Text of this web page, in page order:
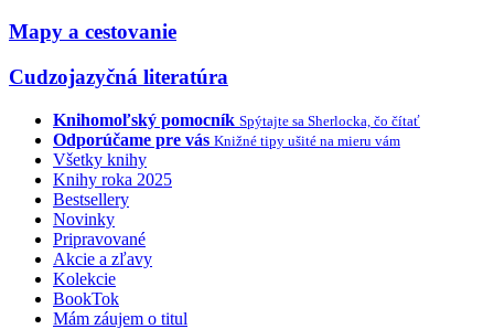
Mapy a cestovanie
Cudzojazyčná literatúra
Knihomoľský pomocník Spýtajte sa Sherlocka, čo čítať
Odporúčame pre vás Knižné tipy ušité na mieru vám
Všetky knihy
Knihy roka 2025
Bestsellery
Novinky
Pripravované
Akcie a zľavy
Kolekcie
BookTok
Mám záujem o titul